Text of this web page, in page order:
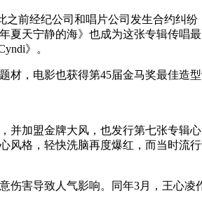
之前经纪公司和唱片公司发生合约纠
夏天宁静的海》也成为这张专辑传
》。
材，电影也获得第45届金马奖最佳造
并加盟金牌大风，也发行第七张专辑
风格，轻快洗脑再度爆红，而当时流
伤害导致人气影响。同年3月，王心